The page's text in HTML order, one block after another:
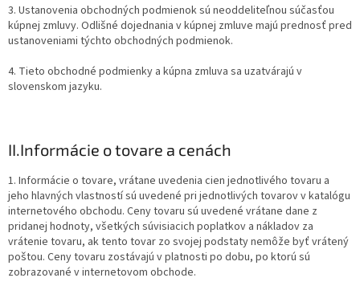
3. Ustanovenia obchodných podmienok sú neoddeliteľnou súčasťou
kúpnej zmluvy. Odlišné dojednania v kúpnej zmluve majú prednosť pred
ustanoveniami týchto obchodných podmienok.
4. Tieto obchodné podmienky a kúpna zmluva sa uzatvárajú v
slovenskom jazyku.
II.Informácie o tovare a cenách
1. Informácie o tovare, vrátane uvedenia cien jednotlivého tovaru a
jeho hlavných vlastností sú uvedené pri jednotlivých tovarov v katalógu
internetového obchodu. Ceny tovaru sú uvedené vrátane dane z
pridanej hodnoty, všetkých súvisiacich poplatkov a nákladov za
vrátenie tovaru, ak tento tovar zo svojej podstaty nemôže byť vrátený
poštou. Ceny tovaru zostávajú v platnosti po dobu, po ktorú sú
zobrazované v internetovom obchode.